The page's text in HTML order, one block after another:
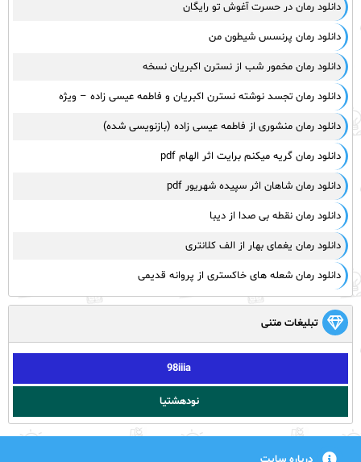
دانلود رمان در حسرت آغوش تو رایگان
دانلود رمان پرنسس شیطون من
دانلود رمان مخمور شب از نسترن اکبریان نسخه
دانلود رمان تجسد نوشته نسترن اکبریان و فاطمه عیسی زاده – ویژه
دانلود رمان منشوری از فاطمه عیسی زاده (بازنویسی شده)
دانلود رمان گریه میکنم برایت اثر الهام pdf
دانلود رمان شاهان اثر سپیده شهریور pdf
دانلود رمان نقطه بی صدا از دیبا
دانلود رمان یغمای بهار از الف کلانتری
دانلود رمان شعله های خاکستری از پروانه قدیمی
تبلیغات متنی
98iiia
نودهشتیا